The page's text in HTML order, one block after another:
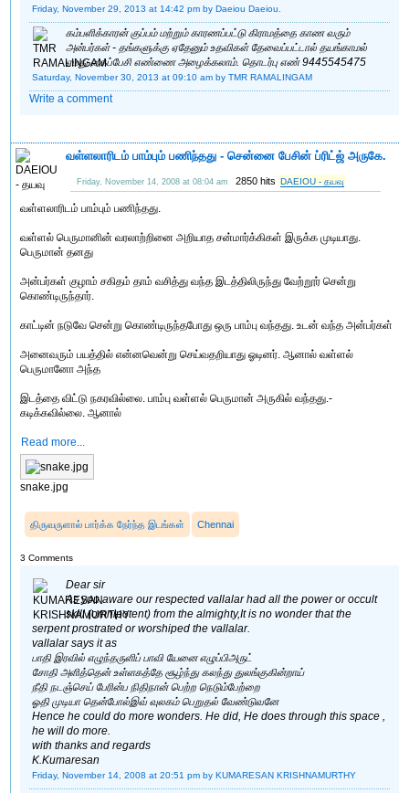
Friday, November 29, 2013 at 14:42 pm by Daeiou Daeiou.
கம்பளிக்காரன் குப்பம் மற்றும் காரணப்பட்டு கிராமத்தை காண வரும்
அன்பர்கள் - தங்களுக்கு ஏதேனும் உதவிகள் தேவைப்பட்டால் தயங்காமல்
எமது கைப்பேசி எண்ணை அழைக்கலாம். தொடர்பு எண் 9445545475
Saturday, November 30, 2013 at 09:10 am by TMR RAMALINGAM
Write a comment
வள்ளலாரிடம் பாம்பும் பணிந்தது - சென்னை பேசின் ப்ரிட்ஜ் அருகே.
Friday, November 14, 2008 at 08:04 am 2850 hits DAEIOU - தயவு
வள்ளலாரிடம் பாம்பும் பணிந்தது.
வள்ளல் பெருமானின் வரலாற்றினை அறியாத சன்மார்க்கிகள் இருக்க முடியாது.
பெருமான் தனது
அன்பர்கள் குழாம் சகிதம் தாம் வசித்து வந்த இடத்திலிருந்து வேற்றூர் சென்று
கொண்டிருந்தார்.
காட்டின் நடுவே சென்று கொண்டிருந்தபோது ஒரு பாம்பு வந்தது. உடன் வந்த அன்பர்கள்
அனைவரும் பயத்தில் என்னவென்று செய்வதறியாது ஓடினர். ஆனால் வள்ளல்
பெருமானோ அந்த
இடத்தை விட்டு நகரவில்லை. பாம்பு வள்ளல் பெருமான் அருகில் வந்தது.-
கடிக்கவில்லை. ஆனால்
Read more...
snake.jpg
திருவருளால் பார்க்க நேர்ந்த இடங்கள் Chennai
3 Comments
Dear sir
As you aware our respected vallalar had all the power or occult
skill (omnipotent) from the almighty,It is no wonder that the
serpent prostrated or worshiped the vallalar.
vallalar says it as
பாதி இரவில் எழுந்தருளிப் பாவி யேனை எழுப்பிஅருட்
சோதி அளித்தென் உள்ளகத்தே சூழ்ந்து கலந்து துலங்குகின்றாய்
நீதி நடஞ்செய் பேரின்ப நிதிநான் பெற்ற நெடும்பேற்றை
ஓதி முடியா தென்போல்இவ் வுலகம் பெறுதல் வேண்டுவனே
Hence he could do more wonders. He did, He does through this space ,
he will do more.
with thanks and regards
K.Kumaresan
Friday, November 14, 2008 at 20:51 pm by KUMARESAN KRISHNAMURTHY